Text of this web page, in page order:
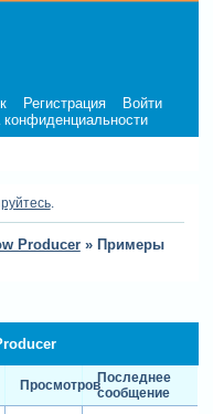
Регистрация
Войти
конфиденциальности
.
Producer » Примеры
ПросмотровПоследнее
сообщение